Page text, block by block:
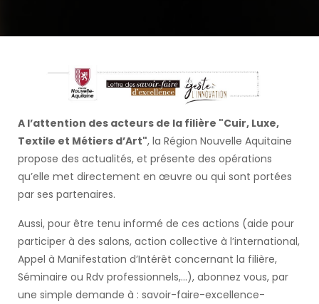
A l’attention des acteurs de la filière "Cuir, Luxe,
Textile et Métiers d’Art", la Région Nouvelle Aquitaine
propose des actualités, et présente des opérations
qu’elle met directement en œuvre ou qui sont portées
par ses partenaires.
Aussi, pour être tenu informé de ces actions (aide pour
participer à des salons, action collective à l’international,
Appel à Manifestation d’Intérêt concernant la filière,
Séminaire ou Rdv professionnels,...), abonnez vous, par
une simple demande à : savoir-faire-excellence-